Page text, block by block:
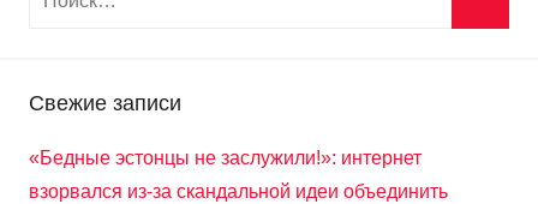
Свежие записи
«Бедные эстонцы не заслужили!»: интернет
взорвался из-за скандальной идеи объединить